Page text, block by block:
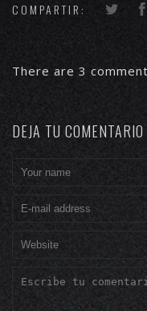
COMPARTIR:
There are 3
DEJA TU COMENTARIO